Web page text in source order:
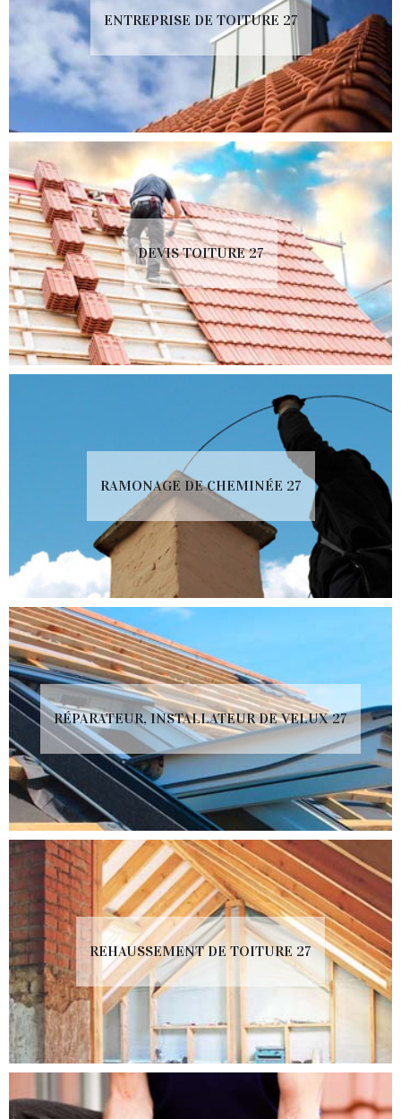
ENTREPRISE DE TOITURE 27
DEVIS TOITURE 27
RAMONAGE DE CHEMINÉE 27
RÉPARATEUR, INSTALLATEUR DE VELUX 27
REHAUSSEMENT DE TOITURE 27